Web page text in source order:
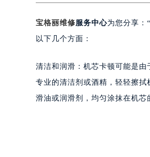
绍兴市越城区
济南市历下区
广州市天河区
广州市越秀区
惠州市惠城区
厦门市思明区
福州市鼓楼区
宝格丽维修服务中心为您分享：“
以下几个方面：
清洁和润滑：机芯卡顿可能是
专业的清洁剂或酒精，轻轻擦
滑油或润滑剂，均匀涂抹在机芯